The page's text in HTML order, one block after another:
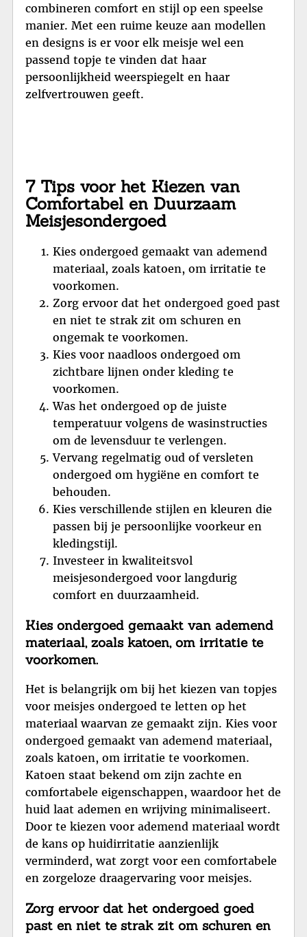
combineren comfort en stijl op een speelse
manier. Met een ruime keuze aan modellen
en designs is er voor elk meisje wel een
passend topje te vinden dat haar
persoonlijkheid weerspiegelt en haar
zelfvertrouwen geeft.
7 Tips voor het Kiezen van
Comfortabel en Duurzaam
Meisjesondergoed
Kies ondergoed gemaakt van ademend
materiaal, zoals katoen, om irritatie te
voorkomen.
Zorg ervoor dat het ondergoed goed past
en niet te strak zit om schuren en
ongemak te voorkomen.
Kies voor naadloos ondergoed om
zichtbare lijnen onder kleding te
voorkomen.
Was het ondergoed op de juiste
temperatuur volgens de wasinstructies
om de levensduur te verlengen.
Vervang regelmatig oud of versleten
ondergoed om hygiëne en comfort te
behouden.
Kies verschillende stijlen en kleuren die
passen bij je persoonlijke voorkeur en
kledingstijl.
Investeer in kwaliteitsvol
meisjesondergoed voor langdurig
comfort en duurzaamheid.
Kies ondergoed gemaakt van ademend
materiaal, zoals katoen, om irritatie te
voorkomen.
Het is belangrijk om bij het kiezen van topjes
voor meisjes ondergoed te letten op het
materiaal waarvan ze gemaakt zijn. Kies voor
ondergoed gemaakt van ademend materiaal,
zoals katoen, om irritatie te voorkomen.
Katoen staat bekend om zijn zachte en
comfortabele eigenschappen, waardoor het de
huid laat ademen en wrijving minimaliseert.
Door te kiezen voor ademend materiaal wordt
de kans op huidirritatie aanzienlijk
verminderd, wat zorgt voor een comfortabele
en zorgeloze draagervaring voor meisjes.
Zorg ervoor dat het ondergoed goed
past en niet te strak zit om schuren en